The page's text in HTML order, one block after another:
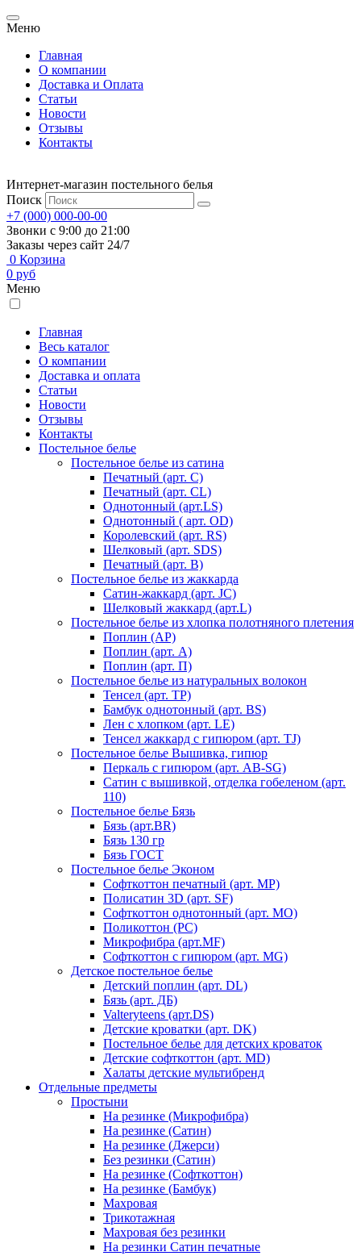
Меню
Главная
О компании
Доставка и Оплата
Статьи
Новости
Отзывы
Контакты
Интернет-магазин постельного белья
Поиск
+7 (000) 000-00-00
Звонки с 9:00 до 21:00
Заказы через сайт 24/7
0 Корзина
0 руб
Меню
Главная
Весь каталог
О компании
Доставка и оплата
Статьи
Новости
Отзывы
Контакты
Постельное белье
Постельное белье из сатина
Печатный (арт. С)
Печатный (арт. СL)
Однотонный (арт.LS)
Однотонный ( арт. OD)
Королевский (арт. RS)
Шелковый (арт. SDS)
Печатный (арт. В)
Постельное белье из жаккарда
Сатин-жаккард (арт. JC)
Шелковый жаккард (арт.L)
Постельное белье из хлопка полотняного плетения
Поплин (AP)
Поплин (арт. А)
Поплин (арт. П)
Постельное белье из натуральных волокон
Тенсел (арт. ТР)
Бамбук однотонный (арт. BS)
Лен с хлопком (арт. LE)
Тенсел жаккард с гипюром (арт. TJ)
Постельное белье Вышивка, гипюр
Перкаль с гипюром (арт. AB-SG)
Сатин с вышивкой, отделка гобеленом (арт.
110)
Постельное белье Бязь
Бязь (арт.BR)
Бязь 130 гр
Бязь ГОСТ
Постельное белье Эконом
Софткоттон печатный (арт. MР)
Полисатин 3D (арт. SF)
Софткоттон однотонный (арт. MO)
Поликоттон (PC)
Микрофибра (арт.MF)
Софткоттон с гипюром (арт. MG)
Детское постельное белье
Детский поплин (арт. DL)
Бязь (арт. ДБ)
Valteryteens (арт.DS)
Детские кроватки (арт. DK)
Постельное белье для детских кроваток
Детские софткоттон (арт. MD)
Халаты детские мультибренд
Отдельные предметы
Простыни
На резинке (Микрофибра)
На резинке (Сатин)
На резинке (Джерси)
Без резинки (Сатин)
На резинке (Софткоттон)
На резинке (Бамбук)
Махровая
Трикотажная
Махровая без резинки
На резинки Сатин печатные